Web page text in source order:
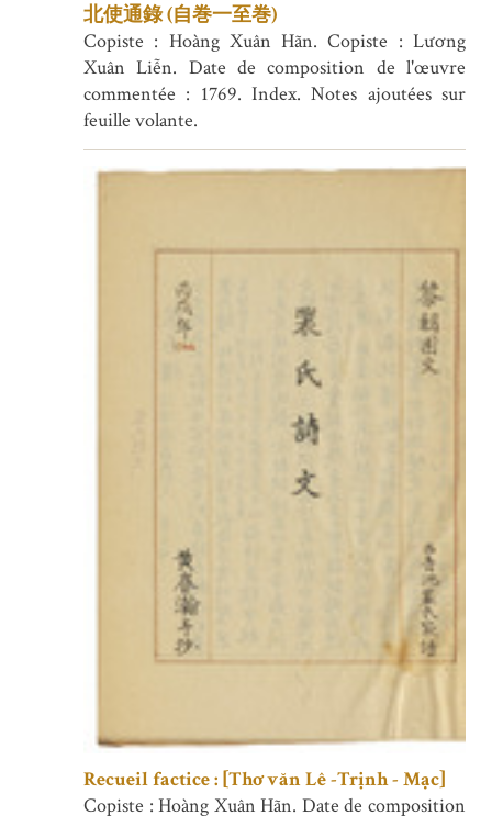
北使通錄 (自巻一至巻)
Copiste : Hoàng Xuân Hãn. Copiste : Lương
Xuân Liễn. Date de composition de l'œuvre
commentée : 1769. Index. Notes ajoutées sur
feuille volante.
Recueil factice : [Thơ văn Lê -Trịnh - Mạc]
Copiste : Hoàng Xuân Hãn. Date de composition